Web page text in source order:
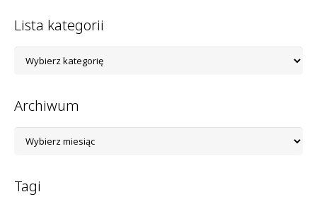
Lista kategorii
kategorii
Archiwum
Tagi